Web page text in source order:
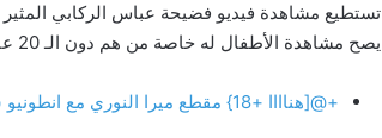
تستطيع مشاهدة فيديو فضيحة عباس الركابي المثير
يصح مشاهدة الأطفال له خاصة من هم دون الـ 20 عام.
+@[هناااا +18} مقطع ميرا النوري مع انطونيو سليمان 2024 استمتع بالفيديو مجانا بدقة عالية